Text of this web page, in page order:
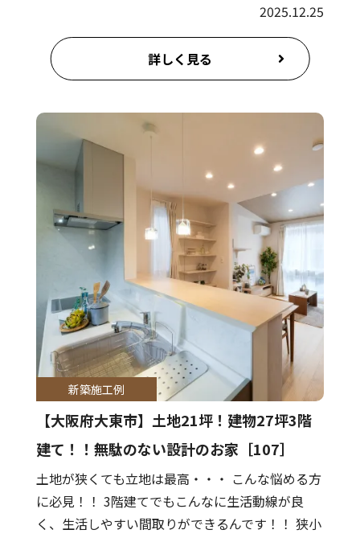
2025.12.25
詳しく見る
新築施工例
【大阪府大東市】土地21坪！建物27坪3階
建て！！無駄のない設計のお家［107］
土地が狭くても立地は最高・・・ こんな悩める方
に必見！！ 3階建てでもこんなに生活動線が良
く、生活しやすい間取りができるんです！！ 狭小